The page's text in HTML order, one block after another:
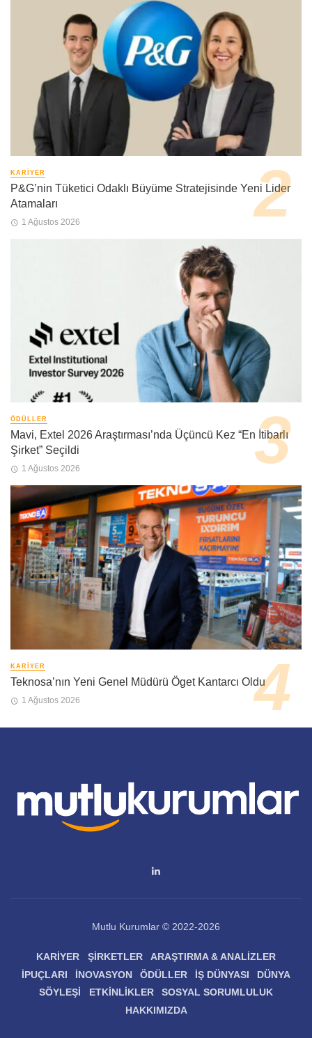
KARIYER
P&G’nin Tüketici Odaklı Büyüme Stratejisinde Yeni Lider
Atamaları
1 Ağustos 2026
ÖDÜLLER
Mavi, Extel 2026 Araştırması’nda Üçüncü Kez “En İtibarlı
Şirket” Seçildi
1 Ağustos 2026
KARIYER
Teknosa’nın Yeni Genel Müdürü Öget Kantarcı Oldu
1 Ağustos 2026
Mutlu Kurumlar © 2022-2026
KARIYER ŞIRKETLER
ARAŞTIRMA & ANALIZLER
İPUÇLARI
İNOVASYON ÖDÜLLER İŞ DÜNYASI
DÜNYA
SÖYLEŞI
ETKINLIKLER
SOSYAL SORUMLULUK
HAKKIMIZDA